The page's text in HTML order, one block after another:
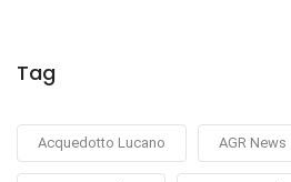
Tag
Acquedotto Lucano AGR News